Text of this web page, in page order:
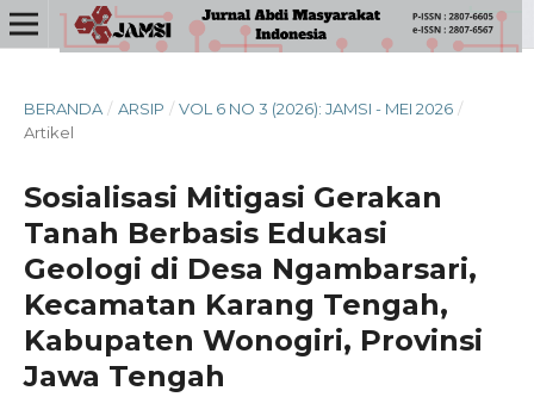
BERANDA / ARSIP / VOL 6 NO 3 (2026): JAMSI - MEI 2026 /
Artikel
Sosialisasi Mitigasi Gerakan
Tanah Berbasis Edukasi
Geologi di Desa Ngambarsari,
Kecamatan Karang Tengah,
Kabupaten Wonogiri, Provinsi
Jawa Tengah